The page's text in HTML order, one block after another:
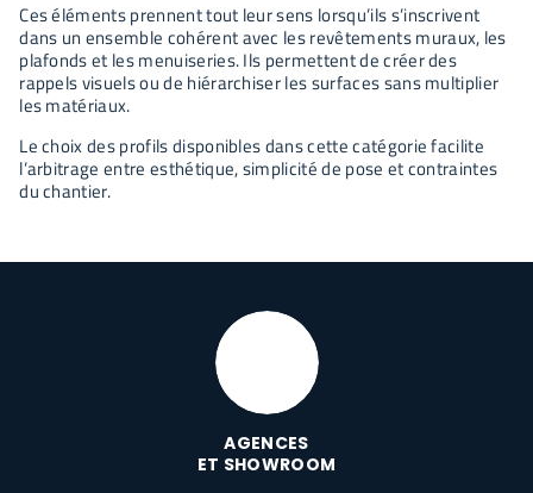
Ces éléments prennent tout leur sens lorsqu’ils s’inscrivent
dans un ensemble cohérent avec les revêtements muraux, les
plafonds et les menuiseries. Ils permettent de créer des
rappels visuels ou de hiérarchiser les surfaces sans multiplier
les matériaux.
Le choix des profils disponibles dans cette catégorie facilite
l’arbitrage entre esthétique, simplicité de pose et contraintes
du chantier.
AGENCES
ET SHOWROOM